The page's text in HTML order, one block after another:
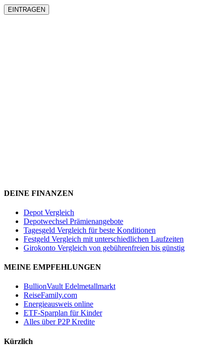
DEINE FINANZEN
Depot Vergleich
Depotwechsel Prämienangebote
Tagesgeld Vergleich für beste Konditionen
Festgeld Vergleich mit unterschiedlichen Laufzeiten
Girokonto Vergleich von gebührenfreien bis günstig
MEINE EMPFEHLUNGEN
BullionVault Edelmetallmarkt
ReiseFamily.com
Energieausweis online
ETF-Sparplan für Kinder
Alles über P2P Kredite
Kürzlich